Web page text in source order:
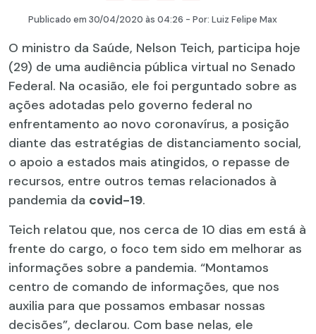
Publicado em 30/04/2020 às 04:26 - Por: Luiz Felipe Max
O ministro da Saúde, Nelson Teich, participa hoje
(29) de uma audiência pública virtual no Senado
Federal. Na ocasião, ele foi perguntado sobre as
ações adotadas pelo governo federal no
enfrentamento ao novo coronavírus, a posição
diante das estratégias de distanciamento social,
o apoio a estados mais atingidos, o repasse de
recursos, entre outros temas relacionados à
pandemia da covid-19.
Teich relatou que, nos cerca de 10 dias em está à
frente do cargo, o foco tem sido em melhorar as
informações sobre a pandemia. “Montamos
centro de comando de informações, que nos
auxilia para que possamos embasar nossas
decisões”, declarou. Com base nelas, ele